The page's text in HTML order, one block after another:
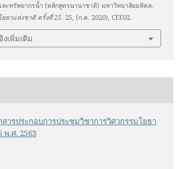
ะทรัพยากรน้ำ (หลักสูตรนานาชาติ) มหาวิทยาลัยมหิดล.
ธาแห่งชาติ ครั้งที่ 25. 25, (ก.ค. 2020), CEE02.
งเพิ่มเติม
สารประกอบการประชุมวิชาการวิศวกรรมโยธา
พ.ศ. 2563